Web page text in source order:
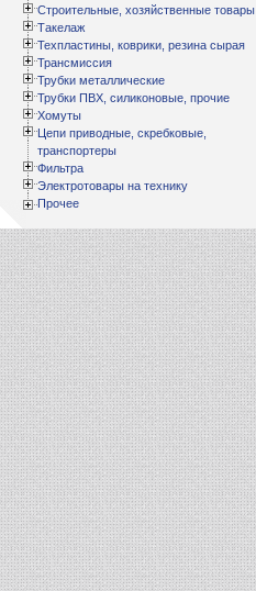
Строительные, хозяйственные товары
Такелаж
Техпластины, коврики, резина сырая
Трансмиссия
Трубки металлические
Трубки ПВХ, силиконовые, прочие
Хомуты
Цепи приводные, скребковые,
транспортеры
Фильтра
Электротовары на технику
Прочее